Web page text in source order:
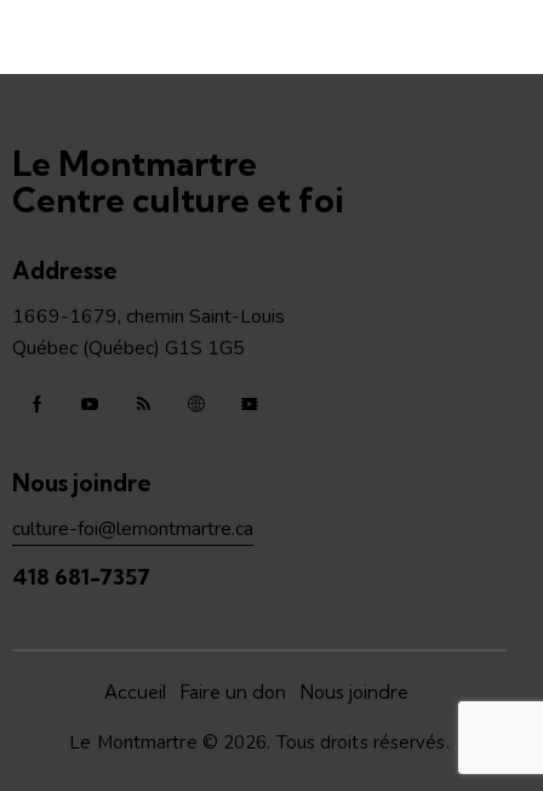
Le Montmartre
Centre culture et foi
Addresse
1669-1679, chemin Saint-Louis
Québec (Québec) G1S 1G5
Nous joindre
culture-foi@lemontmartre.ca
418 681-7357
Accueil Faire un don Nous joindre
Le Montmartre © 2026. Tous droits réservés.